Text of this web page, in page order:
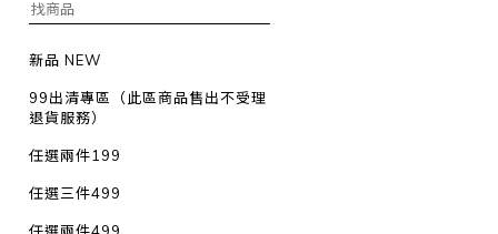
新品 NEW
99出清專區（此區商品售出不受理
退貨服務）
任選兩件199
任選三件499